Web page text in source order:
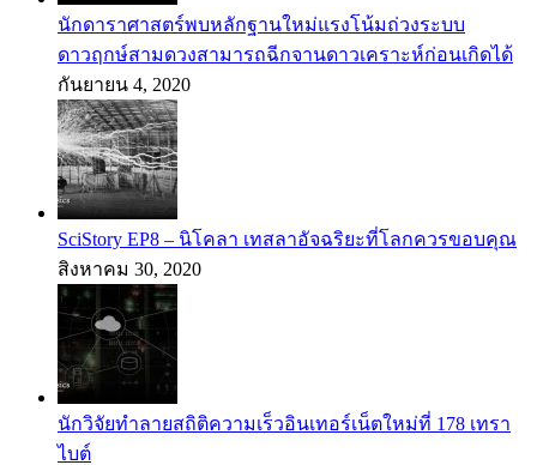
นักดาราศาสตร์พบหลักฐานใหม่แรงโน้มถ่วงระบบ
ดาวฤกษ์สามดวงสามารถฉีกจานดาวเคราะห์ก่อนเกิดได้
กันยายน 4, 2020
SciStory EP8 – นิโคลา เทสลาอัจฉริยะที่โลกควรขอบคุณ
สิงหาคม 30, 2020
นักวิจัยทำลายสถิติความเร็วอินเทอร์เน็ตใหม่ที่ 178 เทรา
ไบต์